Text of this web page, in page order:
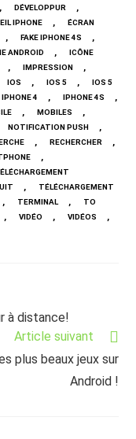
, DÉVELOPPUR ,
IPHONE ,
ÉCRAN
, FAKE IPHONE 4S ,
ANDROID ,
ICÔNE
, IMPRESSION ,
IOS , IOS 5 ,
IOS 5
IPHONE 4 , IPHONE 4S ,
, MOBILES ,
NOTIFICATION PUSH ,
, RECHERCHER ,
,
,
TÉLÉCHARGEMENT
, TERMINAL ,
TO
, VIDÉO , VIDÉOS ,
à distance!
Article suivant
plus beaux jeux sur
Android !